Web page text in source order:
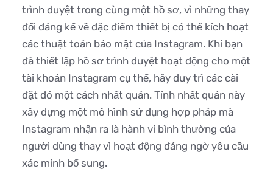
trình duyệt trong cùng một hồ sơ, vì những thay
đổi đáng kể về đặc điểm thiết bị có thể kích hoạt
các thuật toán bảo mật của Instagram. Khi bạn
đã thiết lập hồ sơ trình duyệt hoạt động cho một
tài khoản Instagram cụ thể, hãy duy trì các cài
đặt đó một cách nhất quán. Tính nhất quán này
xây dựng một mô hình sử dụng hợp pháp mà
Instagram nhận ra là hành vi bình thường của
người dùng thay vì hoạt động đáng ngờ yêu cầu
xác minh bổ sung.